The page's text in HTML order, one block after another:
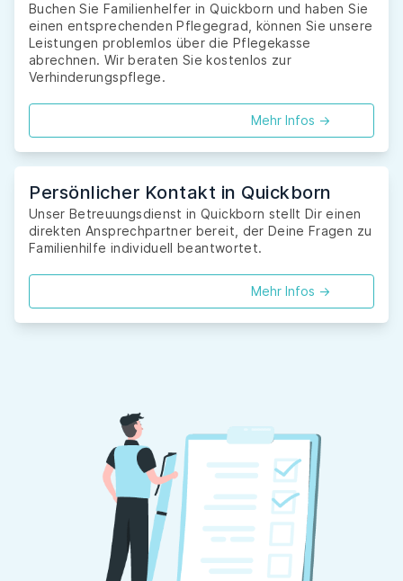
Buchen Sie Familienhelfer in Quickborn und haben Sie
einen entsprechenden Pflegegrad, können Sie unsere
Leistungen problemlos über die Pflegekasse
abrechnen. Wir beraten Sie kostenlos zur
Verhinderungspflege.
Mehr Infos ->
Persönlicher Kontakt in Quickborn
Unser Betreuungsdienst in Quickborn stellt Dir einen
direkten Ansprechpartner bereit, der Deine Fragen zu
Familienhilfe individuell beantwortet.
Mehr Infos ->